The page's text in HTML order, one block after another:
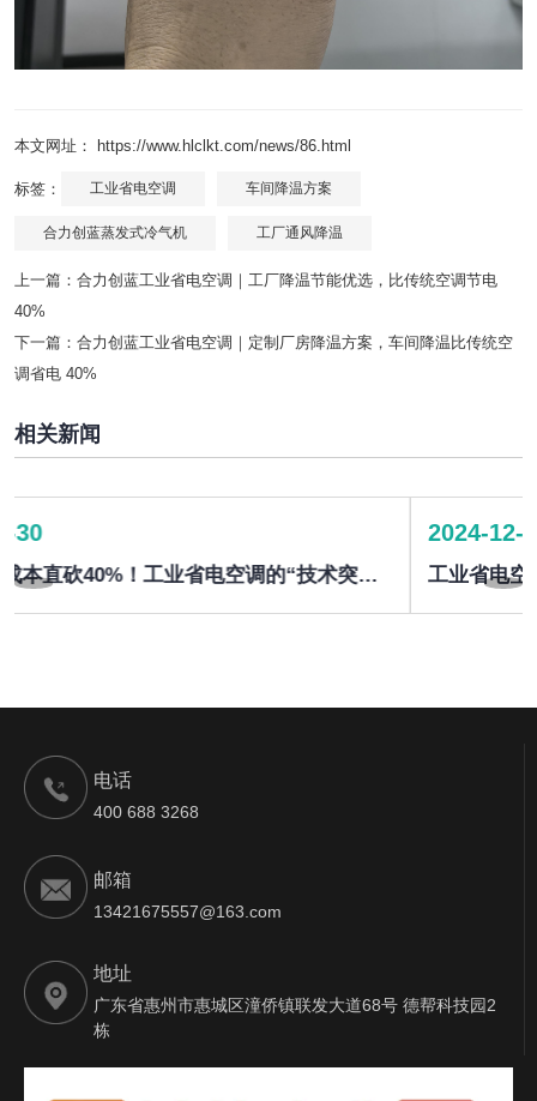
本文网址： https://www.hlclkt.com/news/86.html
标签： 工业省电空调 车间降温方案
合力创蓝蒸发式冷气机 工厂通风降温
上一篇： 合力创蓝工业省电空调｜工厂降温节能优选，比传统空调节电
40%
下一篇： 合力创蓝工业省电空调｜定制厂房降温方案，车间降温比传统空
调省电 40%
相关新闻
2024-12-30
工业省电空调、冷风机都受到哪些企业所青睐
电话
400 688 3268
邮箱
13421675557@163.com
地址
广东省惠州市惠城区潼侨镇联发大道68号 德帮科技园2
栋